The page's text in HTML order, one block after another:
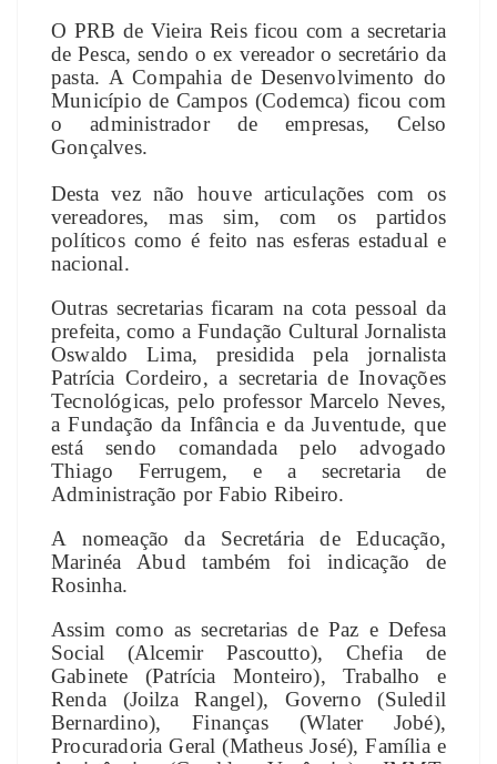
O PRB de Vieira Reis ficou com a secretaria
de Pesca, sendo o ex vereador o secretário da
pasta. A Compahia de Desenvolvimento do
Município de Campos (Codemca) ficou com
o administrador de empresas, Celso
Gonçalves.
Desta vez não houve articulações com os
vereadores, mas sim, com os partidos
políticos como é feito nas esferas estadual e
nacional.
Outras secretarias ficaram na cota pessoal da
prefeita, como a Fundação Cultural Jornalista
Oswaldo Lima, presidida pela jornalista
Patrícia Cordeiro, a secretaria de Inovações
Tecnológicas, pelo professor Marcelo Neves,
a Fundação da Infância e da Juventude, que
está sendo comandada pelo advogado
Thiago Ferrugem, e a secretaria de
Administração por Fabio Ribeiro.
A nomeação da Secretária de Educação,
Marinéa Abud também foi indicação de
Rosinha.
Assim como as secretarias de Paz e Defesa
Social (Alcemir Pascoutto), Chefia de
Gabinete (Patrícia Monteiro), Trabalho e
Renda (Joilza Rangel), Governo (Suledil
Bernardino), Finanças (Wlater Jobé),
Procuradoria Geral (Matheus José), Família e